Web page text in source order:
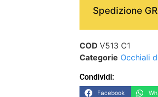
Spedizione
COD V513 C1
Categorie Occhiali
Condividi:
Facebook